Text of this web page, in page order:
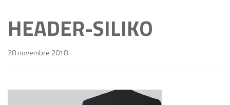
HEADER-SILIKO
28 novembre 2018